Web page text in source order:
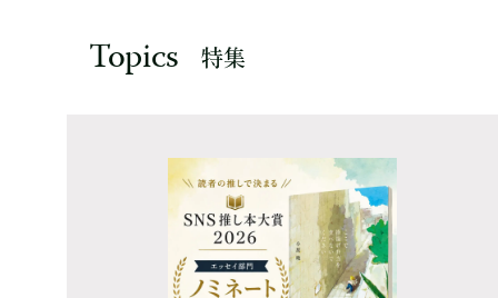
Topics 特集